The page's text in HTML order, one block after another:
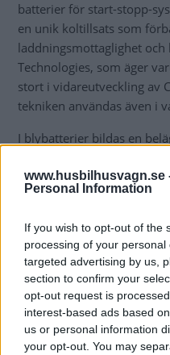
www.husbilhusvagn.se
Personal Information
If you wish to opt-out of the
processing of your
targeted advertising by us,
section to confirm your
opt-out request is
interest-based ads based
us or personal information
your opt-out. You may
batterier för start-stopp-
en unik koltillsats som
laddningsmottaglighet
Technologies, som äger
stort i vidareutveckling av
tekniken användas även i
I blybatterier bildas en
plattorna när batteriet
försvårar uppladdningen,
går åt till att lösa upp
aktiva laddningsytan och
leder till att sulfatet löses
Tudor Carbon Boost-
bilproducenternas
konventionella motorer
utrustning. De passar